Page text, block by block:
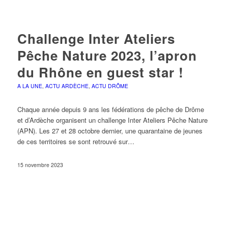
Challenge Inter Ateliers
Pêche Nature 2023, l’apron
du Rhône en guest star !
A LA UNE, ACTU ARDÈCHE, ACTU DRÔME
Chaque année depuis 9 ans les fédérations de pêche de Drôme
et d’Ardèche organisent un challenge Inter Ateliers Pêche Nature
(APN). Les 27 et 28 octobre dernier, une quarantaine de jeunes
de ces territoires se sont retrouvé sur…
15 novembre 2023